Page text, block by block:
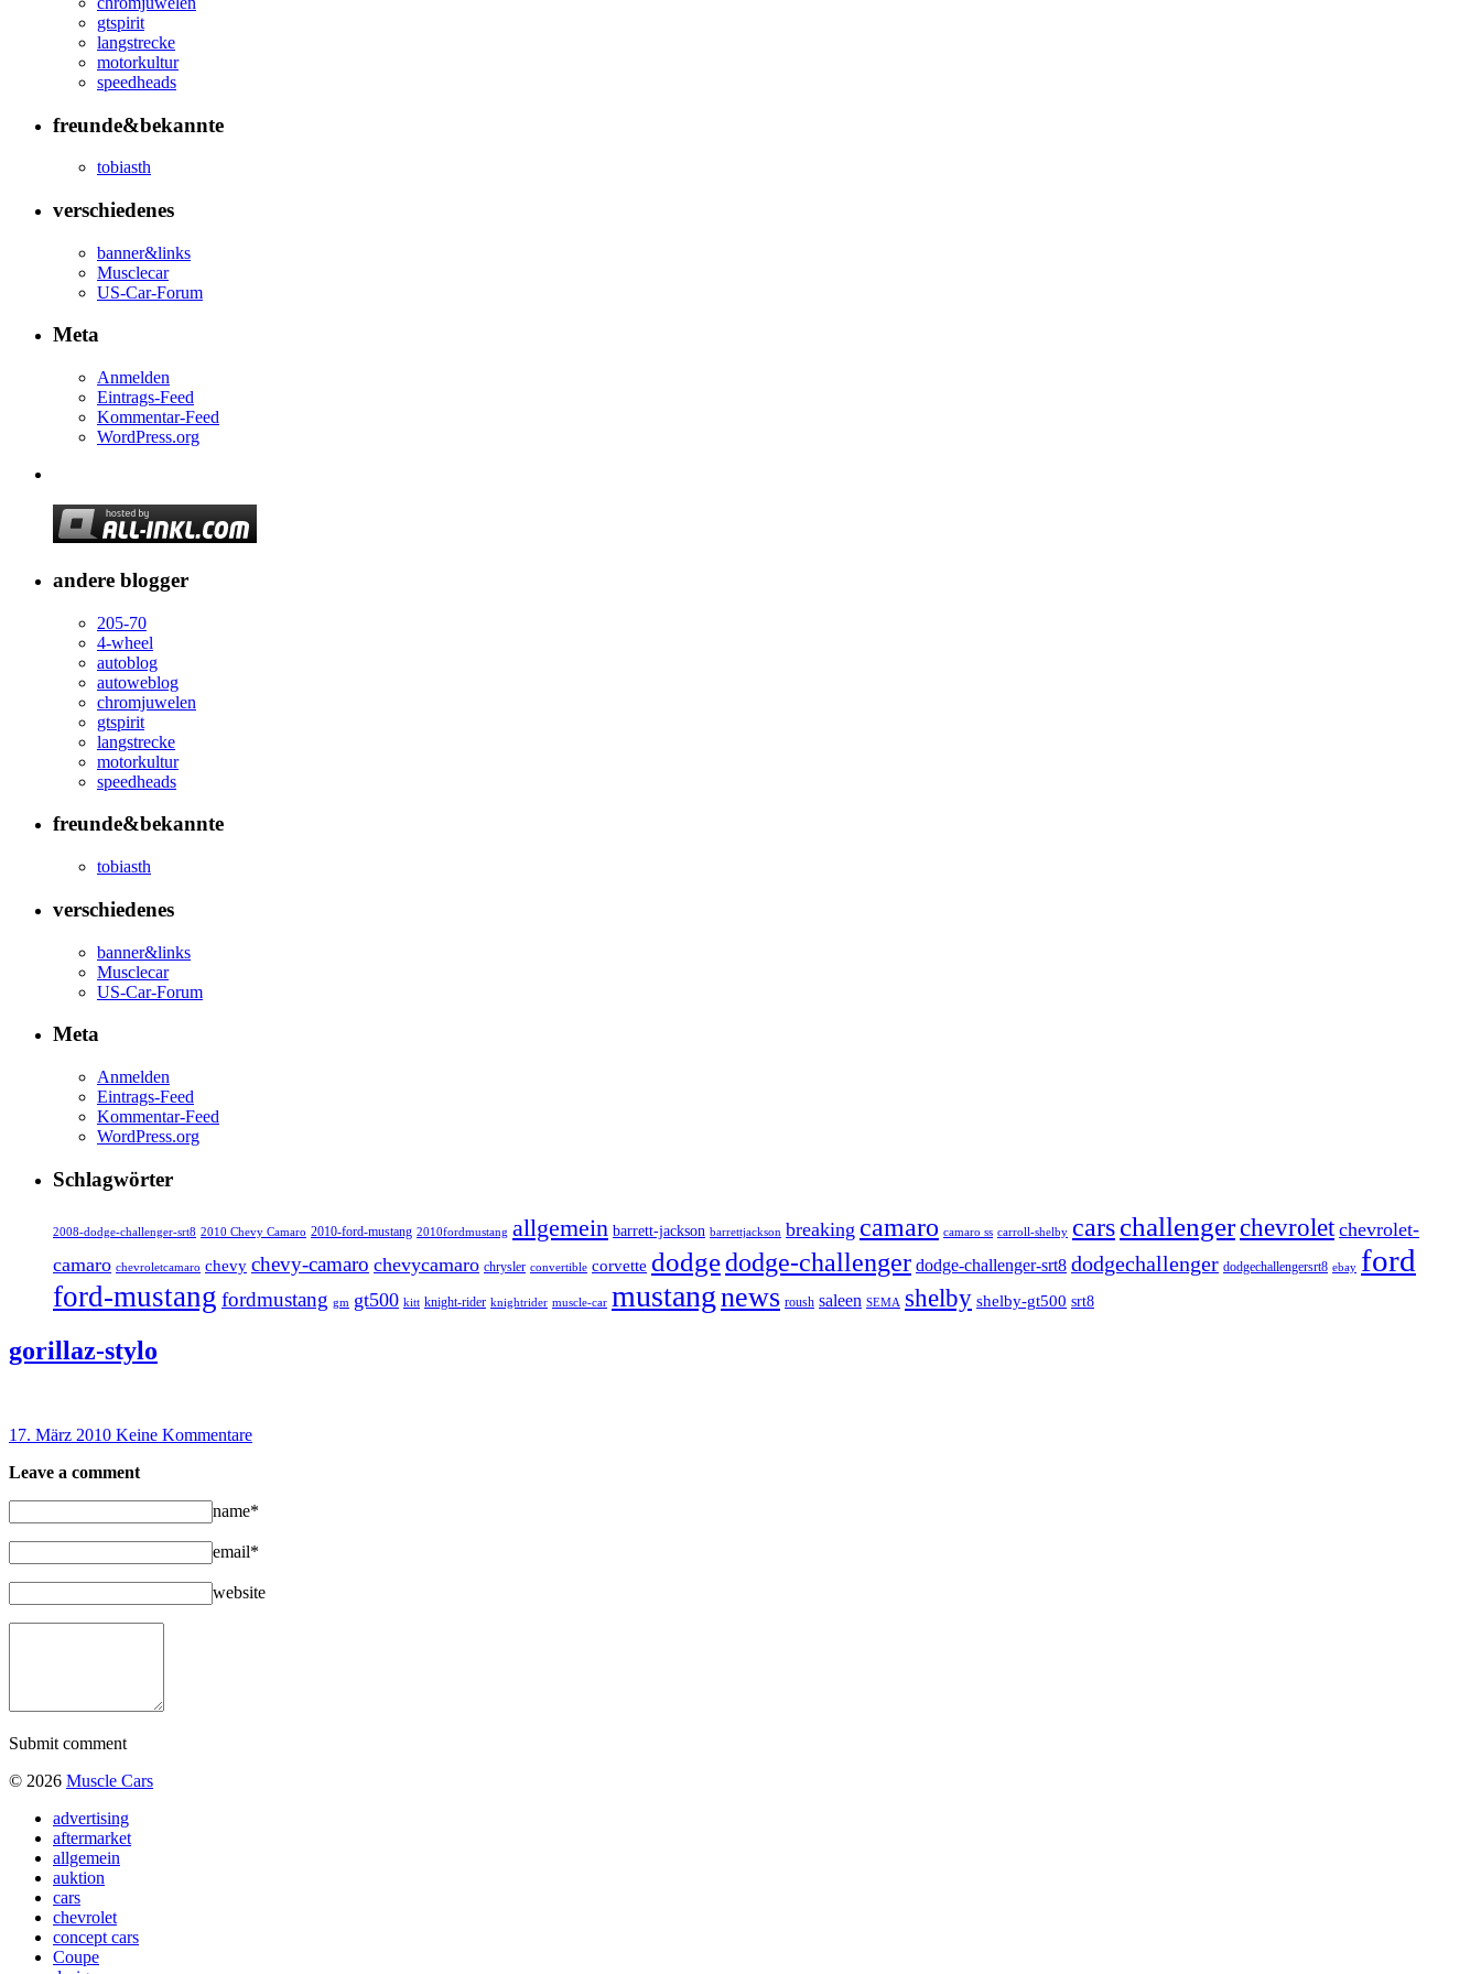
gtspirit
langstrecke
motorkultur
speedheads
freunde&bekannte
tobiasth
verschiedenes
banner&links
Musclecar
US-Car-Forum
Meta
Anmelden
Eintrags-Feed
Kommentar-Feed
WordPress.org
andere blogger
205-70
4-wheel
autoblog
autoweblog
chromjuwelen
gtspirit
langstrecke
motorkultur
speedheads
freunde&bekannte
tobiasth
verschiedenes
banner&links
Musclecar
US-Car-Forum
Meta
Anmelden
Eintrags-Feed
Kommentar-Feed
WordPress.org
Schlagwörter
2008-dodge-challenger-srt8 2010 Chevy Camaro 2010-ford-mustang 2010fordmustang allgemein barrett-jackson barrettjackson breaking camaro camaro ss carroll-shelby carschallengerchevrolet chevrolet-
camaro chevroletcamaro chevy chevy-camaro chevycamaro chrysler convertible corvette dodgedodge-challenger dodge-challenger-srt8 dodgechallenger dodgechallengersrt8 ebay ford
ford-mustang fordmustang gm gt500 kitt knight-rider knightrider muscle-car mustangnews roush saleen SEMA shelby shelby-gt500 srt8
gorillaz-stylo
17. März 2010 Keine Kommentare
Leave a comment
name*
email*
website
Submit comment
© 2026 Muscle Cars
advertising
aftermarket
allgemein
auktion
cars
chevrolet
concept cars
Coupe